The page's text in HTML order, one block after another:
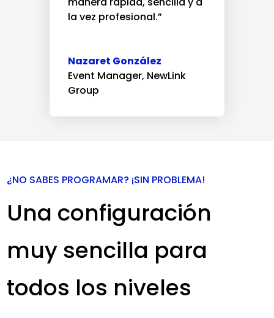
la vez profesional.”
Nazaret González
Event Manager, NewLink
Group
¿NO SABES PROGRAMAR? ¡SIN PROBLEMA!
Una configuración
muy sencilla para
todos los niveles